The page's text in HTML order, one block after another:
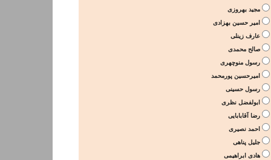
مجید بهروزی
امیر حسین بهزادی
عارف زینلی
صالح محمدی
رسول منوچهری
امیرحسین پورمحمد
رسول حسینی
ابولفضل نظری
رضا آقابابایی
احمد نصیری
جلیل پناهی
هادی ابراهیمی